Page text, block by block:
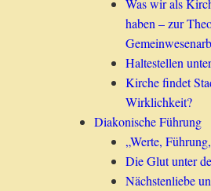
Was wir als
haben – zur
Haltestellen
Kirche findet
Wirklichkeit?
Diakonische Führung
„Werte,
Die Glut unter
Nächstenliebe